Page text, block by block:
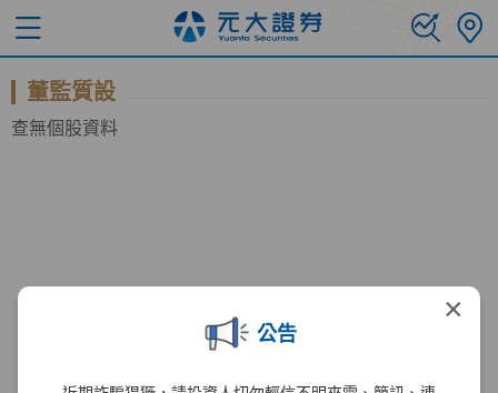
×
公告
董監質設
查無個股資料